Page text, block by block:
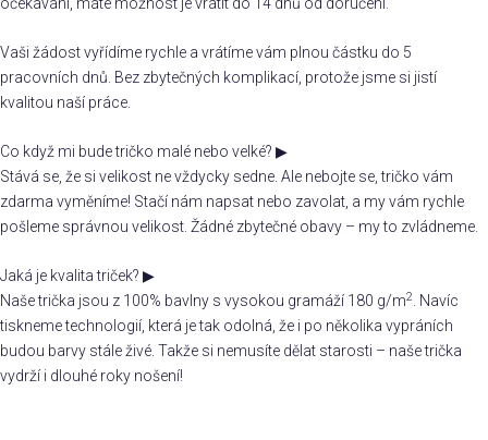
Vaši žádost vyřídíme rychle a vrátíme vám plnou částku do 5
pracovních dnů. Bez zbytečných komplikací, protože jsme si jistí
kvalitou naší práce.
Co když mi bude tričko malé nebo velké? ▶
Stává se, že si velikost ne vždycky sedne. Ale nebojte se, tričko vám
zdarma vyměníme! Stačí nám napsat nebo zavolat, a my vám rychle
pošleme správnou velikost. Žádné zbytečné obavy – my to zvládneme.
Jaká je kvalita triček? ▶
Naše trička jsou z 100% bavlny s vysokou gramáží 180 g/m2
. Navíc
tiskneme technologií, která je tak odolná, že i po několika vypráních
budou barvy stále živé. Takže si nemusíte dělat starosti – naše trička
vydrží i dlouhé roky nošení!